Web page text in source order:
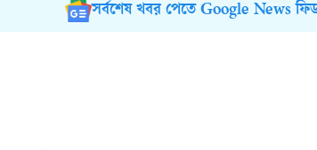
সর্বশেষ খবর পেতে Google News